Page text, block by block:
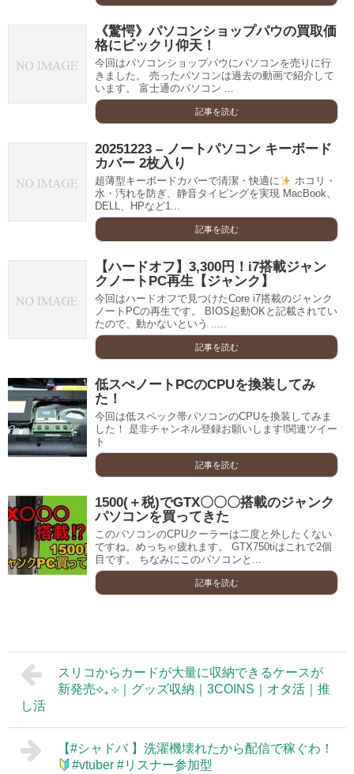
《驚愕》パソコンショップパウの買取価
格にビックリ仰天！
今回はパソコンショップパウにパソコンを売りに行
きました。 売ったパソコンは過去の動画で紹介して
います。 富士通のパソコン ...
記事を読む
20251223 – ノートパソコン キーボード
カバー 2枚入り
超薄型キーボードカバーで清潔・快適に
ホコリ・
水・汚れを防ぎ、静音タイピングを実現 MacBook、
DELL、HPなど1...
記事を読む
【ハードオフ】3,300円！i7搭載ジャン
クノートPC再生【ジャンク】
今回はハードオフで見つけたCore i7搭載のジャンク
ノートPCの再生です。 BIOS起動OKと記載されてい
たので、動かないという .....
記事を読む
低スぺノートPCのCPUを換装してみ
た！
今回は低スペック帯パソコンのCPUを換装してみま
した！ 是非チャンネル登録お願いします!関連ツイー
ト
記事を読む
1500(＋税)でGTX〇〇〇搭載のジャンク
パソコンを買ってきた
このパソコンのCPUクーラーは二度と外したくない
ですね。めっちゃ疲れます。 GTX750tiはこれで2個
目です。 ちなみにこのパソコンと...
記事を読む
スリコからカードが大量に収納できるケースが
新発売⟡₊ ⊹｜グッズ収納｜3COINS｜オタ活｜推
し活
【#シャドバ 】洗濯機壊れたから配信で稼ぐわ！
#vtuber #リスナー参加型